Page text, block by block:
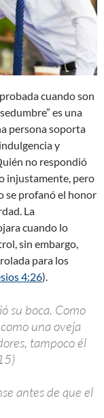
cuando son
es una
persona soporta
y
no respondió
injustamente, pero
se profanó el honor
La
cuando lo
sin embargo,
para los
4:26).
su boca. Como
una oveja
tampoco él
antes de que el